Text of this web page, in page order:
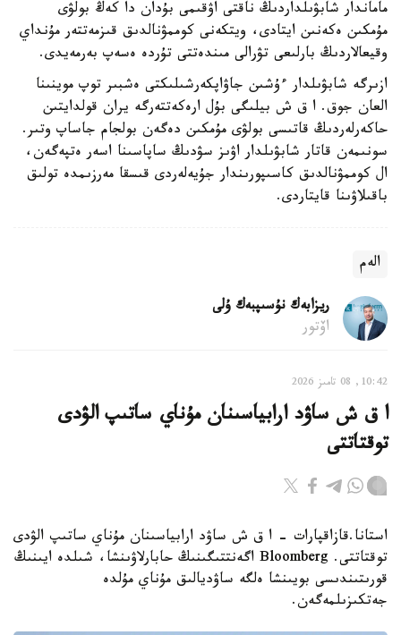
ماماندار شابۋىلداردىڭ ناقتى اۋقىمى بۇدان دا كەڭ بولۋى
مۇمكىن ەكەنىن ايتادى، ويتكەنى كوممۋنالدىق قىزمەتتەر مۇنداي
وقيعالاردىڭ بارلىعى تۋرالى مىندەتتى تۇردە ەسەپ بەرمەيدى.
ازىرگە شابۋىلدار ءۇشىن جاۋاپكەرشىلىكتى ەشبىر توپ موينىنا
العان جوق. ا ق ش بيلىگى بۇل ارەكەتتەرگە يران قولدايتىن
حاكەرلەردىڭ قاتىسى بولۋى مۇمكىن دەگەن بولجام جاساپ وتىر.
سونىمەن قاتار شابۋىلدار اۋىز سۋدىڭ ساپاسىنا اسەر ەتپەگەن،
ال كوممۋنالدىق كاسىپورىندار جۇيەلەردى قىسقا مەرزىمدە تولىق
باقىلاۋىنا قايتاردى.
الەم
ريزابەك نۇسىپبەك ۇلى
اۆتور
10:42, 08 تامىز 2026
ا ق ش ساۋد ارابياسىنان مۇناي ساتىپ الۋدى
توقتاتتى
استانا.قازاقپارات - ا ق ش ساۋد ارابياسىنان مۇناي ساتىپ الۋدى
توقتاتتى. Bloomberg اگەنتتىگىنىڭ حابارلاۋىنشا، شىلدە ايىنىڭ
قورىتىندىسى بويىنشا ەلگە ساۋديالىق مۇناي مۇلدە
جەتكىزىلمەگەن.